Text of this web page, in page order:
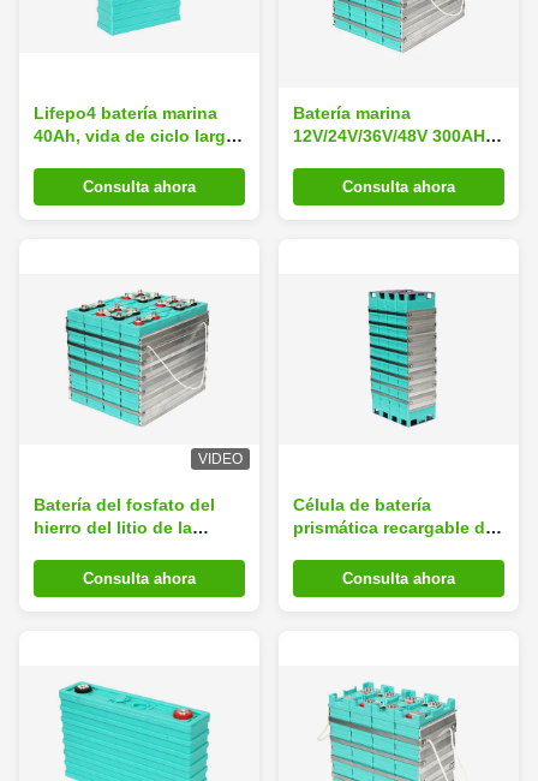
Lifepo4 batería marina
40Ah, vida de ciclo larga
ciclo rv del litio
Consulta ahora
Batería marina
12V/24V/36V/48V 300AH
respetuosa del medio
ambiente
Consulta ahora
VIDEO
Batería del fosfato del
hierro del litio de la
para el ciclo profundo de
los coches 12V 300Ah
Consulta ahora
Célula de batería
prismática recargable de
fosfato del hierro del litio
Consulta ahora